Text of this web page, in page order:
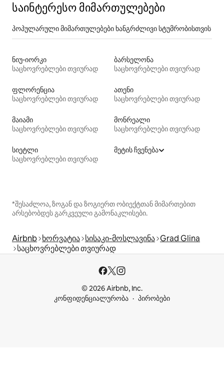
საინტერესო მიმართულებები
პოპულარული მიმართულებები ხანგრძლივი სტუმრობისთვის
ნიუ-იორკი
საცხოვრებლები თვიურად
ბარსელონა
საცხოვრებლები თვიურად
ფლორენცია
საცხოვრებლები თვიურად
ათენი
საცხოვრებლები თვიურად
მაიამი
საცხოვრებლები თვიურად
მონრეალი
საცხოვრებლები თვიურად
სიეტლი
საცხოვრებლები თვიურად
მეტის ჩვენება
*შესაძლოა, ზოგან და ზოგიერთ ობიექტთან მიმართებით
არსებობდეს გარკვეული გამონაკლისები.
Airbnb ხორვატია სისაკი-მოსლავინა Grad Glina
საცხოვრებლები თვიურად
© 2026 Airbnb, Inc.
კონფიდენციალურობა
პირობები